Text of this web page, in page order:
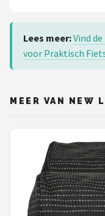
Lees meer:Vind
voor Praktisch
MEER VAN NEW